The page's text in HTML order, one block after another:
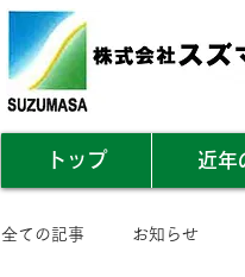
トップ 近年
全ての記事 お知らせ